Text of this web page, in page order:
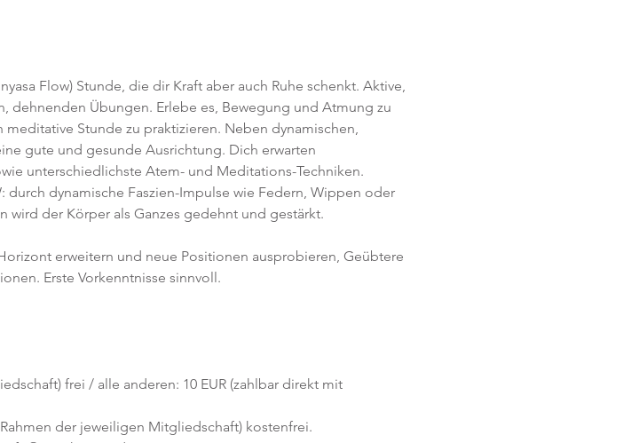
Flow) Stunde, die dir Kraft aber auch Ruhe schenkt. Aktive,
Übungen. Erlebe es, Bewegung und Atmung zu
Stunde zu praktizieren. Neben dynamischen,
gute und gesunde Ausrichtung. Dich erwarten
unterschiedlichste Atem- und Meditations-Techniken.
durch dynamische Faszien-Impulse wie Federn, Wippen oder
wird der Körper als Ganzes gedehnt und gestärkt.
erweitern und neue Positionen ausprobieren, Geübtere
Erste Vorkenntnisse sinnvoll.
frei / alle anderen: 10 EUR (zahlbar direkt mit
der jeweiligen Mitgliedschaft) kostenfrei.